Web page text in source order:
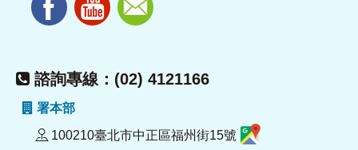
諮詢專線：(02) 4121166
署本部
100210臺北市中正區福州街15號